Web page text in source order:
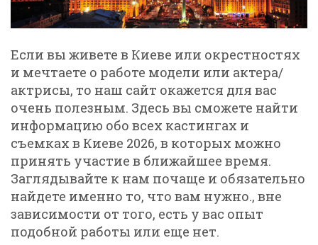
Если вы живете в Киеве или окрестностях
и мечтаете о работе модели или актера/
актрисы, то наш сайт окажется для вас
очень полезным. Здесь вы сможете найти
информацию обо всех кастингах и
съемках в Киеве 2026, в которых можно
принять участие в ближайшее время.
Заглядывайте к нам почаще и обязательно
найдете именно то, что вам нужно., вне
зависимости от того, есть у вас опыт
подобной работы или еще нет.